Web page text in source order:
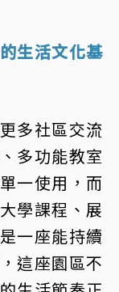
生活文化基
多社區交流
多功能教室
一使用，而
學課程、展
一座能持續
這座園區不